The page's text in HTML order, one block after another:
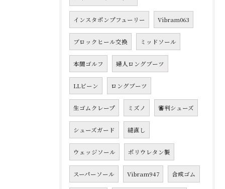
インスタポンプフューリー Vibram063
ブロックヒール交換 ミッドソール
本間ゴルフ 婦人ロングブーツ
LLビーン ロングブーツ
生ゴムクレープ ミズノ 審判シューズ
シューズガード 縫直し
ウェッジソール ポリウレタン製
スーパーソール Vibram947 合成ゴム